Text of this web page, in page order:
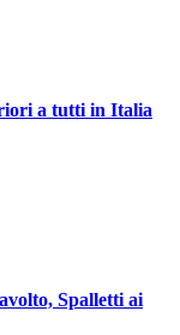
a tutti in Italia
Spalletti ai